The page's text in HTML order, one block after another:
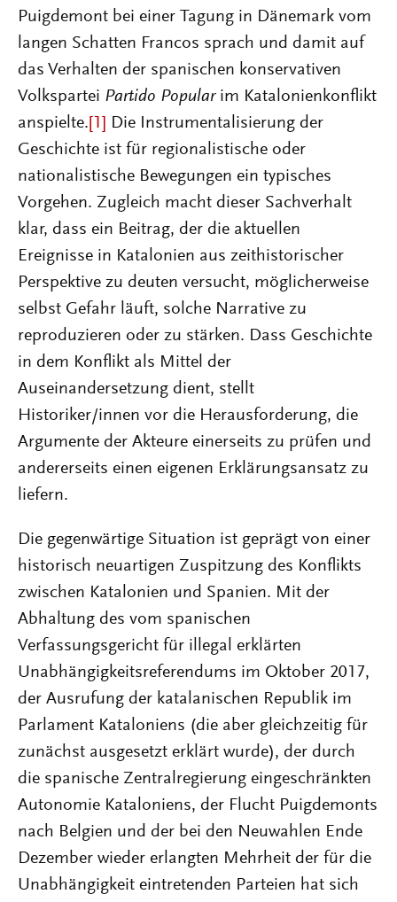
Puigdemont bei einer Tagung in Dänemark vom
langen Schatten Francos sprach und damit auf
das Verhalten der spanischen konservativen
Volkspartei Partido Popularim Katalonienkonflikt
anspielte. [1]
Die Instrumentalisierung der
Geschichte ist für regionalistische oder
nationalistische Bewegungen ein typisches
Vorgehen. Zugleich macht dieser Sachverhalt
klar, dass ein Beitrag, der die aktuellen
Ereignisse in Katalonien aus zeithistorischer
Perspektive zu deuten versucht, möglicherweise
selbst Gefahr läuft, solche Narrative zu
reproduzieren oder zu stärken. Dass Geschichte
in dem Konflikt als Mittel der
Auseinandersetzung dient, stellt
Historiker/innen vor die Herausforderung, die
Argumente der Akteure einerseits zu prüfen und
andererseits einen eigenen Erklärungsansatz zu
liefern.
Die gegenwärtige Situation ist geprägt von einer
historisch neuartigen Zuspitzung des Konflikts
zwischen Katalonien und Spanien. Mit der
Abhaltung des vom spanischen
Verfassungsgericht für illegal erklärten
Unabhängigkeitsreferendums im Oktober 2017,
der Ausrufung der katalanischen Republik im
Parlament Kataloniens (die aber gleichzeitig für
zunächst ausgesetzt erklärt wurde), der durch
die spanische Zentralregierung eingeschränkten
Autonomie Kataloniens, der Flucht Puigdemonts
nach Belgien und der bei den Neuwahlen Ende
Dezember wieder erlangten Mehrheit der für die
Unabhängigkeit eintretenden Parteien hat sich